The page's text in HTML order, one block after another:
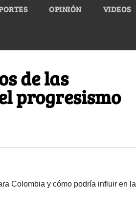
OPINIÓN VIDEOS
de las
progresismo
Colombia y cómo podría influir en la